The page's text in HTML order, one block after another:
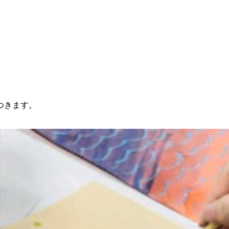
ます。